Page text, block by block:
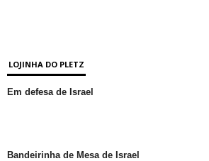
LOJINHA DO PLETZ
Em defesa de Israel
Bandeirinha de Mesa de Israel